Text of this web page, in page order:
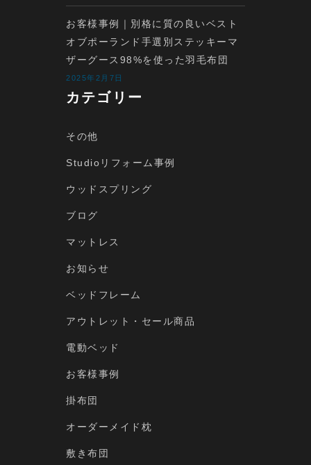
お客様事例｜別格に質の良いベスト
オブポーランド手選別ステッキーマ
ザーグース98%を使った羽毛布団
2025年2月7日
カテゴリー
その他
Studioリフォーム事例
ウッドスプリング
ブログ
マットレス
お知らせ
ベッドフレーム
アウトレット・セール商品
電動ベッド
お客様事例
掛布団
オーダーメイド枕
敷き布団